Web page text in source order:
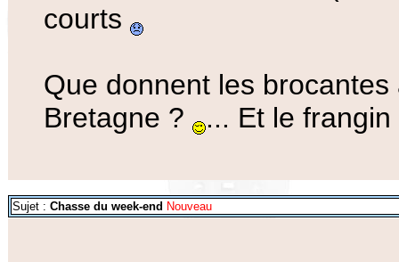
courts
Que donnent les
Bretagne ?
... Et le
Sujet : Chasse du week-end Nouveau